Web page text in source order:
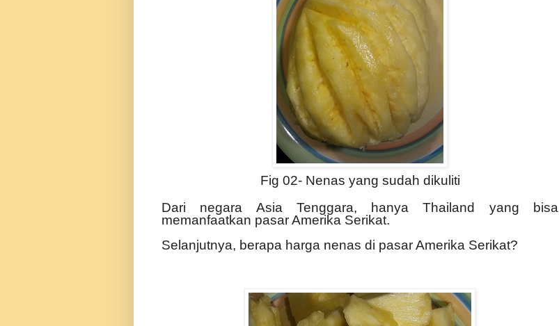
Fig 02- Nenas yang sudah dikuliti
Dari negara Asia Tenggara, hanya Thailand yang bisa
memanfaatkan pasar Amerika Serikat.
Selanjutnya, berapa harga nenas di pasar Amerika Serikat?